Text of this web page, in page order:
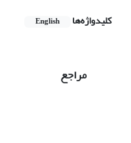
کلیدواژه‌ها English
مراجع